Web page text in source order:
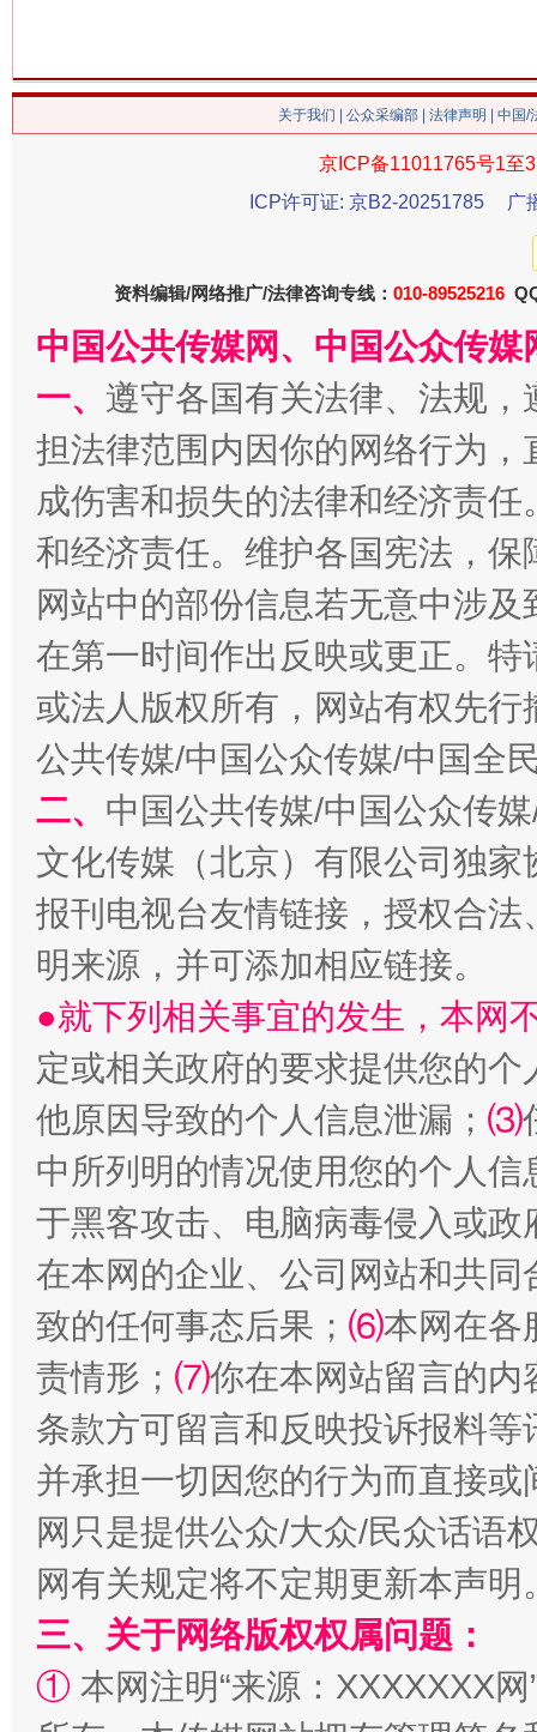
在谋一域中谋全局
今
习近平的博鳌关键词
“刷贴”乱象丛生
生
解纷+调解+退费，一次搞定
关于我们 公众采编部 法律声明 | 中国
京ICP备11011765号1至
ICP许可证: 京B2-20251785
广
资料编辑/网络推广/法律咨询专线： 010-89525216
中国公共传媒网、中国公众传
一、 遵守各国有关法律、法规
担法律范围内因你的网络行为
成伤害和损失的法律和经济责
和经济责任。维护各国宪法，
网站中的部份信息若无意中涉
在第一时间作出反映或更正。
或法人版权所有，网站有权先
公共传媒/中国公众传媒/中国全
二、 中国公共传媒/中国公众传
文化传媒（北京）有限公司独
报刊电视台友情链接，授权合
明来源，并可添加相应链接。
●就下列相关事宜的发生，本网
定或相关政府的要求提供您的个
他原因导致的个人信息泄漏； ⑶
中所列明的情况使用您的个人
于黑客攻击、电脑病毒侵入或
在本网的企业、公司网站和共
致的任何事态后果； ⑹本网在各
责情形； ⑺你在本网站留言的内
条款方可留言和反映投诉报料
并承担一切因您的行为而直接
网只是提供公众/大众/民众话语
网有关规定将不定期更新本声明
三、关于网络版权权属问题：
① 本网注明“来源：XXXXXXX